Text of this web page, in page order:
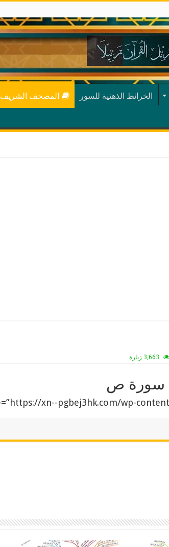
الخرائط الذهنية للسور المصحف الشريف
3,663 زيارة
سورة ص